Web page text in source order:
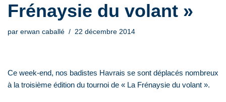
Frénaysie du volant »
par erwan caballé 22 décembre 2014
Ce week-end, nos badistes Havrais se sont déplacés nombreux
à la troisième édition du tournoi de « La Frénaysie du volant ».